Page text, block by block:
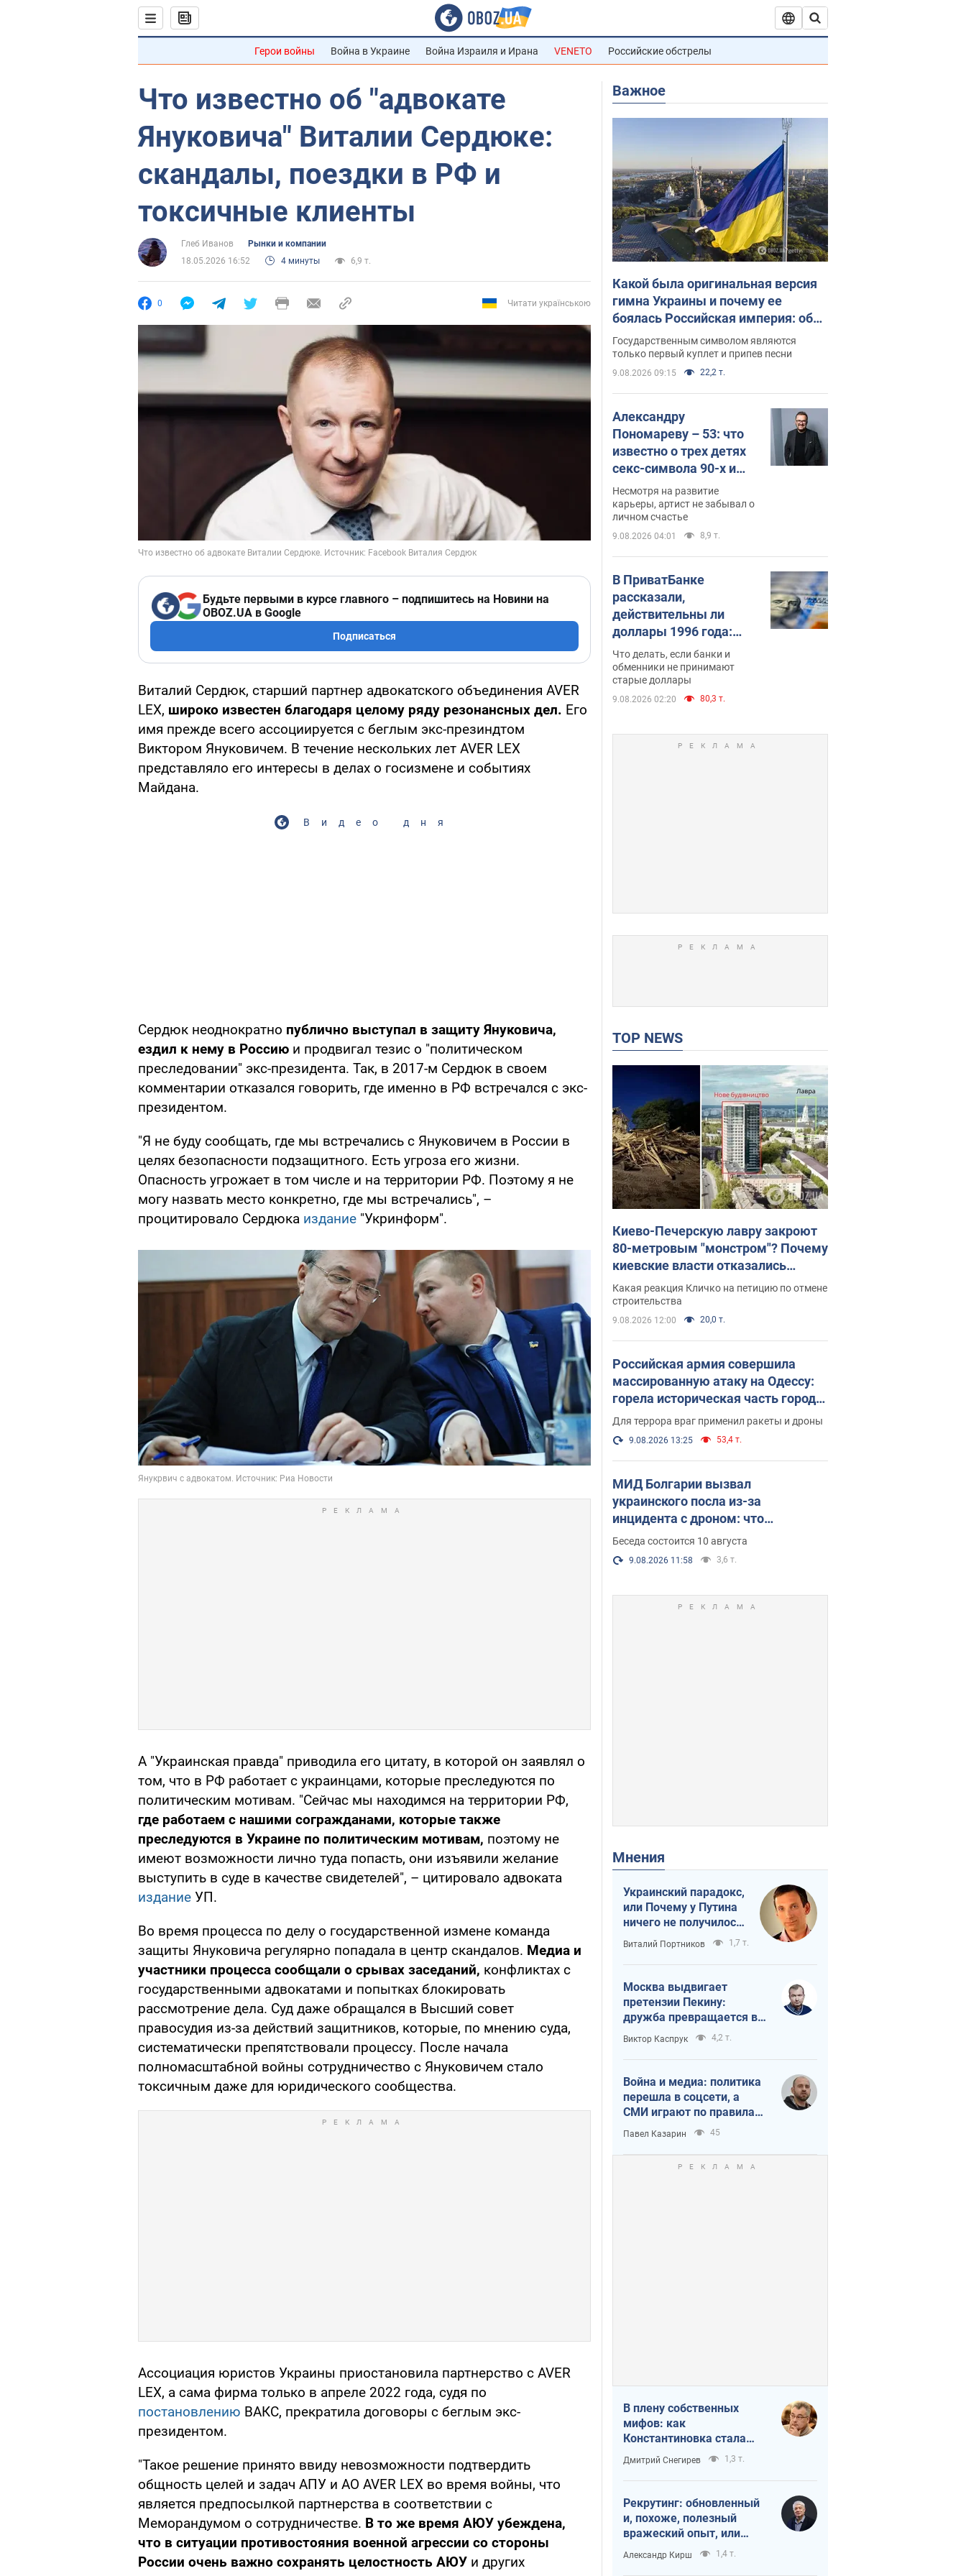
Герои войны Война в Украине Война Израиля и Ирана VENETO Российские обстрелы
Что известно об "адвокате
Януковича" Виталии Сердюке:
скандалы, поездки в РФ и
токсичные клиенты
Глеб Иванов
Рынки и компании
18.05.2026 16:52
4 минуты 6,9 т.
0 Читати українською
Будьте первыми в курсе главного – подпишитесь на Новини на
OBOZ.UA в Google
Подписаться
Виталий Сердюк, старший партнер адвокатского объединения AVER
LEX, широко известен благодаря целому ряду резонансных дел. Его
имя прежде всего ассоциируется с беглым экс-презиндтом
Виктором Януковичем. В течение нескольких лет AVER LEX
представляло его интересы в делах о госизмене и событиях
Майдана.
Видео дня
Сердюк неоднократно публично выступал в защиту Януковича,
ездил к нему в Россию и продвигал тезис о "политическом
преследовании" экс-президента. Так, в 2017-м Сердюк в своем
комментарии отказался говорить, где именно в РФ встречался с экс-
президентом.
"Я не буду сообщать, где мы встречались с Януковичем в России в
целях безопасности подзащитного. Есть угроза его жизни.
Опасность угрожает в том числе и на территории РФ. Поэтому я не
могу назвать место конкретно, где мы встречались", –
процитировало Сердюка издание "Укринформ".
А "Украинская правда" приводила его цитату, в которой он заявлял о
том, что в РФ работает с украинцами, которые преследуются по
политическим мотивам. "Сейчас мы находимся на территории РФ,
где работаем с нашими согражданами, которые также
преследуются в Украине по политическим мотивам, поэтому не
имеют возможности лично туда попасть, они изъявили желание
выступить в суде в качестве свидетелей", – цитировало адвоката
издание УП.
Во время процесса по делу о государственной измене команда
защиты Януковича регулярно попадала в центр скандалов. Медиа и
участники процесса сообщали о срывах заседаний, конфликтах с
государственными адвокатами и попытках блокировать
рассмотрение дела. Суд даже обращался в Высший совет
правосудия из-за действий защитников, которые, по мнению суда,
систематически препятствовали процессу. После начала
полномасштабной войны сотрудничество с Януковичем стало
токсичным даже для юридического сообщества.
Ассоциация юристов Украины приостановила партнерство с AVER
LEX, а сама фирма только в апреле 2022 года, судя по
постановлению ВАКС, прекратила договоры с беглым экс-
президентом.
"Такое решение принято ввиду невозможности подтвердить
общность целей и задач АПУ и АО AVER LEX во время войны, что
является предпосылкой партнерства в соответствии с
Меморандумом о сотрудничестве. В то же время АЮУ убеждена,
что в ситуации противостояния военной агрессии со стороны
России очень важно сохранять целостность АЮУ и других
Важное
Какой была оригинальная версия
гимна Украины и почему ее
боялась Российская империя: об
этом не рассказывают в школе
Государственным символом являются
только первый куплет и припев песни
9.08.2026 09:15 22,2 т.
Александру
Пономареву – 53: что
известно о трех детях
секс-символа 90-х и
как они выглядят
Несмотря на развитие
карьеры, артист не забывал о
личном счастье
9.08.2026 04:01 8,9 т.
В ПриватБанке
рассказали,
действительны ли
доллары 1996 года:
принимают ли
обменники и банки
такие купюры
Что делать, если банки и
обменники не принимают
старые доллары
9.08.2026 02:20 80,3 т.
TOP NEWS
Киево-Печерскую лавру закроют
80-метровым "монстром"? Почему
киевские власти отказались
остановить строительство
небоскреба "московского
верующего"
Какая реакция Кличко на петицию по отмене
строительства
9.08.2026 12:00 20,0 т.
Российская армия совершила
массированную атаку на Одессу:
горела историческая часть города,
есть пострадавшие. Фото и видео
Для террора враг применил ракеты и дроны
9.08.2026 13:25 53,4 т.
МИД Болгарии вызвал
украинского посла из-за
инцидента с дроном: что
произошло
Беседа состоится 10 августа
9.08.2026 11:58 3,6 т.
Мнения
Украинский парадокс,
или Почему у Путина
ничего не получилось
с Украиной
Виталий Портников 1,7 т.
Москва выдвигает
претензии Пекину:
дружба превращается в
зависимость России от
Китая
Виктор Каспрук 4,2 т.
Война и медиа: политика
перешла в соцсети, а
СМИ играют по правилам
YouTube
Павел Казарин 45
В плену собственных
мифов: как
Константиновка стала
главной идеологической
ловушкой для российских
оккупантов
Дмитрий Снегирев 1,3 т.
Рекрутинг: обновленный
и, похоже, полезный
вражеский опыт, или
Диалектика
требовательной трусости
Александр Кирш 1,4 т.